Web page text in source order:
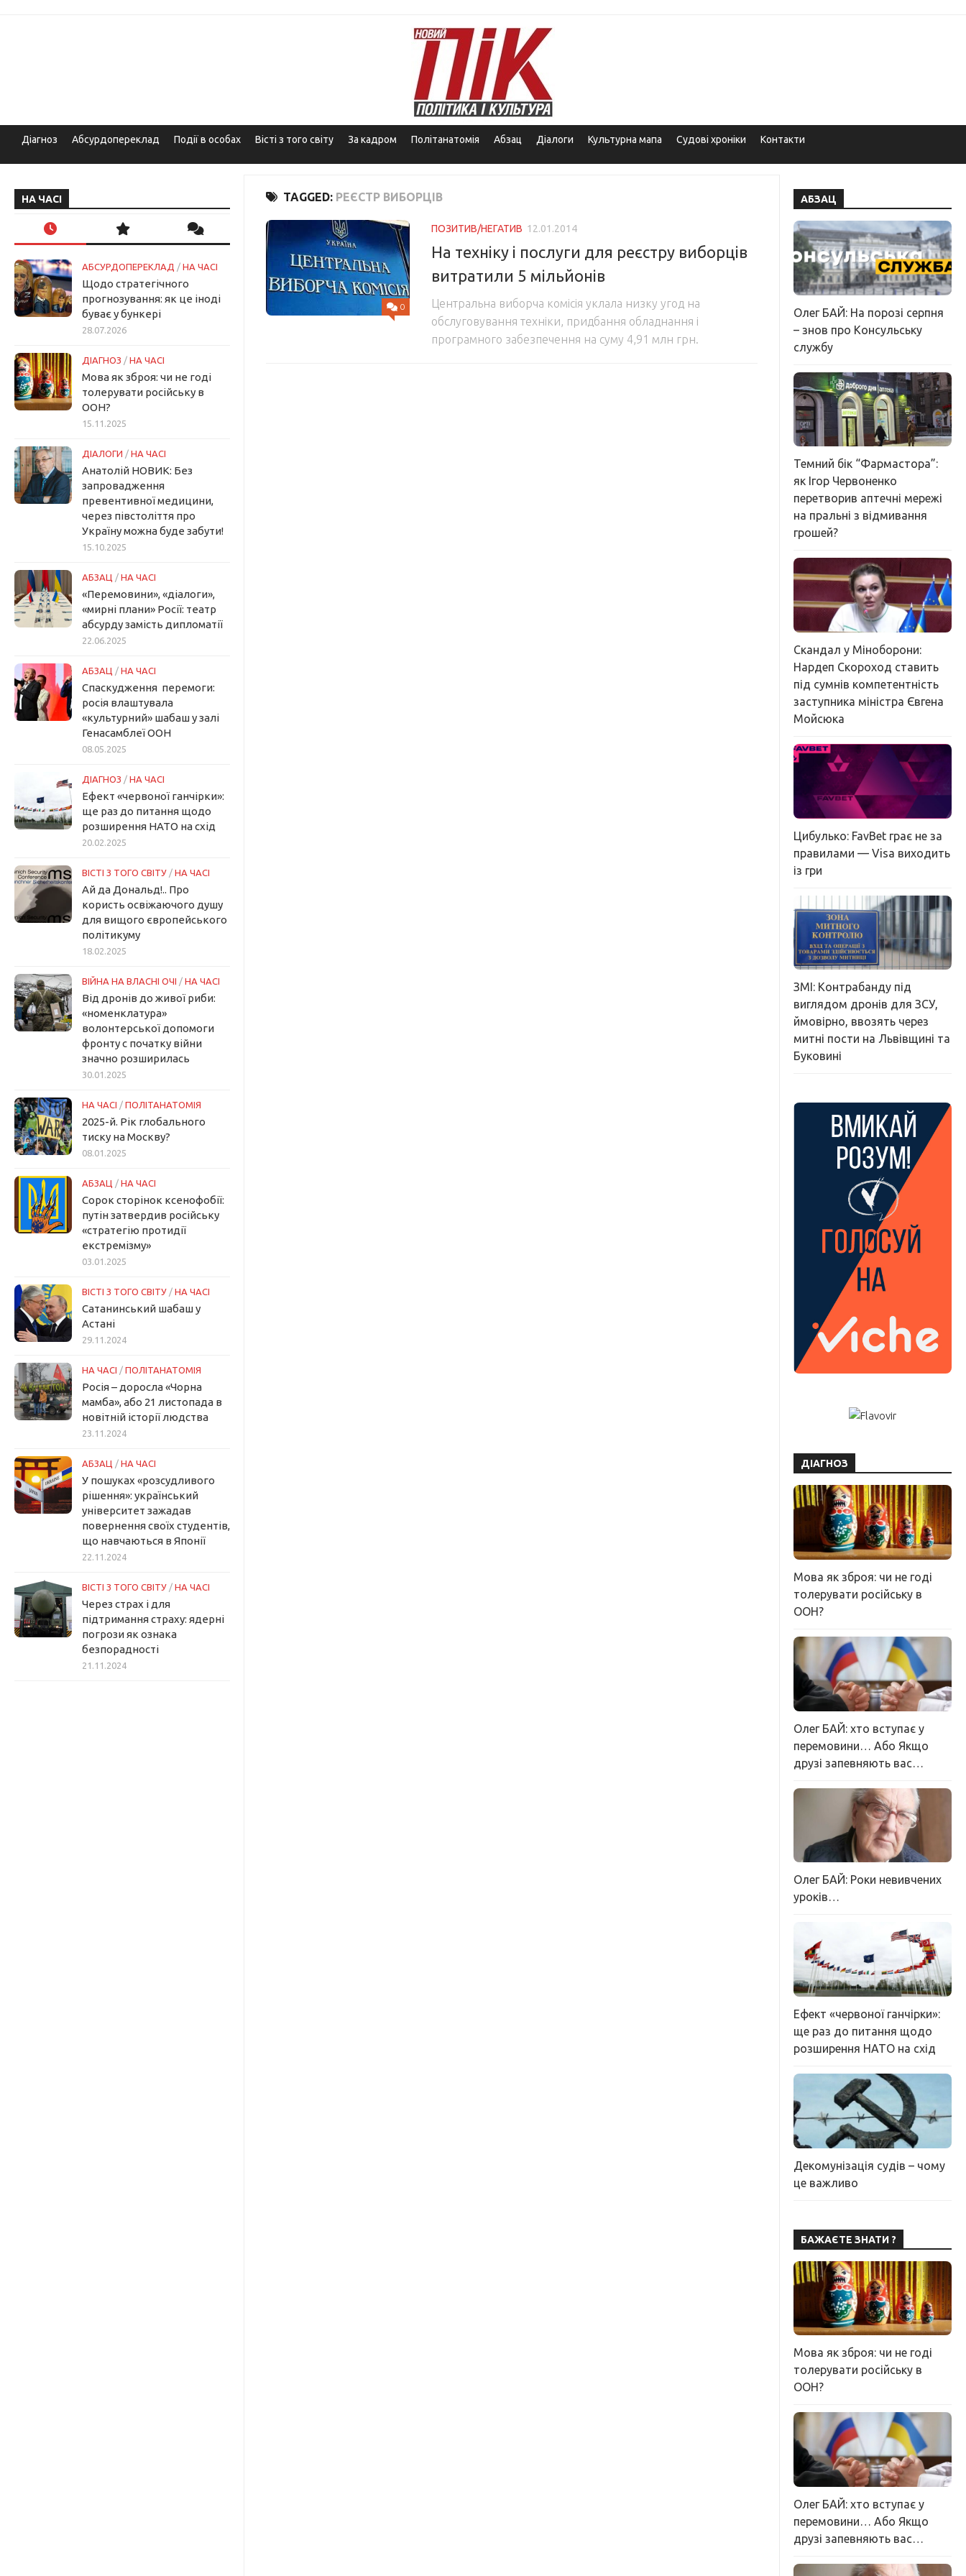
Діагноз Абсурдопереклад Події в особах Вісті з того світу За кадром Політанатомія Абзац Діалоги Культурна мапа Судові хроніки Контакти
TAGGED: РЕЄСТР ВИБОРЦІВ
0
ПОЗИТИВ/НЕГАТИВ 12.01.2014
На техніку і послуги для реєстру виборців
витратили 5 мільйонів
Центральна виборча комісія уклала низку угод на
обслуговування техніки, придбання обладнання і
програмного забезпечення на суму 4,91 млн грн.
НА ЧАСІ
АБСУРДОПЕРЕКЛАД / НА ЧАСІ
Щодо стратегічного
прогнозування: як це іноді
буває у бункері
28.07.2026
ДІАГНОЗ / НА ЧАСІ
Мова як зброя: чи не годі
толерувати російську в
ООН?
15.11.2025
ДІАЛОГИ / НА ЧАСІ
Анатолій НОВИК: Без
запровадження
превентивної медицини,
через півстоліття про
Україну можна буде забути!
15.10.2025
АБЗАЦ / НА ЧАСІ
«Перемовини», «діалоги»,
«мирні плани» Росії: театр
абсурду замість дипломатії
22.06.2025
АБЗАЦ / НА ЧАСІ
Спаскудження перемоги:
росія влаштувала
«культурний» шабаш у залі
Генасамблеї ООН
08.05.2025
ДІАГНОЗ / НА ЧАСІ
Ефект «червоної ганчірки»:
ще раз до питання щодо
розширення НАТО на схід
20.02.2025
ВІСТІ З ТОГО СВІТУ / НА ЧАСІ
Ай да Дональд!.. Про
користь освіжаючого душу
для вищого європейського
політикуму
18.02.2025
ВІЙНА НА ВЛАСНІ ОЧІ / НА ЧАСІ
Від дронів до живої риби:
«номенклатура»
волонтерської допомоги
фронту с початку війни
значно розширилась
30.01.2025
НА ЧАСІ / ПОЛІТАНАТОМІЯ
2025-й. Рік глобального
тиску на Москву?
08.01.2025
АБЗАЦ / НА ЧАСІ
Сорок сторінок ксенофобії:
путін затвердив російську
«стратегію протидії
екстремізму»
03.01.2025
ВІСТІ З ТОГО СВІТУ / НА ЧАСІ
Сатанинський шабаш у
Астані
29.11.2024
НА ЧАСІ / ПОЛІТАНАТОМІЯ
Росія – доросла «Чорна
мамба», або 21 листопада в
новітній історії людства
23.11.2024
АБЗАЦ / НА ЧАСІ
У пошуках «розсудливого
рішення»: український
університет зажадав
повернення своїх студентів,
що навчаються в Японії
22.11.2024
ВІСТІ З ТОГО СВІТУ / НА ЧАСІ
Через страх і для
підтримання страху: ядерні
погрози як ознака
безпорадності
21.11.2024
АБЗАЦ
Олег БАЙ: На порозі серпня
– знов про Консульську
службу
Темний бік “Фармастора”:
як Ігор Червоненко
перетворив аптечні мережі
на пральні з відмивання
грошей?
Скандал у Міноборони:
Нардеп Скороход ставить
під сумнів компетентність
заступника міністра Євгена
Мойсюка
Цибулько: FavBet грає не за
правилами — Visa виходить
із гри
ЗМІ: Контрабанду під
виглядом дронів для ЗСУ,
ймовірно, ввозять через
митні пости на Львівщині та
Буковині
ДІАГНОЗ
Мова як зброя: чи не годі
толерувати російську в
ООН?
Олег БАЙ: хто вступає у
перемовини… Або Якщо
друзі запевняють вас…
Олег БАЙ: Роки невивчених
уроків…
Ефект «червоної ганчірки»:
ще раз до питання щодо
розширення НАТО на схід
Декомунізація судів – чому
це важливо
БАЖАЄТЕ ЗНАТИ ?
Мова як зброя: чи не годі
толерувати російську в
ООН?
Олег БАЙ: хто вступає у
перемовини… Або Якщо
друзі запевняють вас…